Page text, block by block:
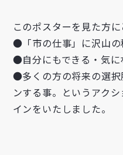
このポスターを見た方に
●「市の仕事」に沢山の
●自分にもできる・気に
●多くの方の将来の選択
ンする事。というアク
インをいたしました。
お名前
メールアドレス